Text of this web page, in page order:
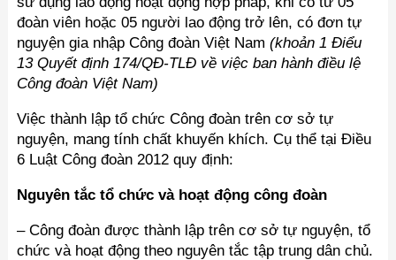
đoàn viên hoặc 05 người lao động trở lên, có đơn tự
nguyện gia nhập Công đoàn Việt Nam(khoản 1 Điểu
13 Quyết định 174/QĐ-TLĐ về việc ban hành điều lệ
Công đoàn Việt Nam)
Việc thành lập tổ chức Công đoàn trên cơ sở tự
nguyện, mang tính chất khuyến khích. Cụ thể tại Điều
6 Luật Công đoàn 2012 quy định:
Nguyên tắc tổ chức và hoạt động công đoàn
– Công đoàn được thành lập trên cơ sở tự nguyện, tổ
chức và hoạt động theo nguyên tắc tập trung dân chủ.